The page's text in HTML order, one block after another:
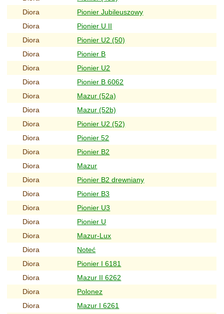
Diora
Pionier Jubileuszowy
Diora
Pionier U II
Diora
Pionier U2 (50)
Diora
Pionier B
Diora
Pionier U2
Diora
Pionier B 6062
Diora
Mazur (52a)
Diora
Mazur (52b)
Diora
Pionier U2 (52)
Diora
Pionier 52
Diora
Pionier B2
Diora
Mazur
Diora
Pionier B2 drewniany
Diora
Pionier B3
Diora
Pionier U3
Diora
Pionier U
Diora
Mazur-Lux
Diora
Noteć
Diora
Pionier I 6181
Diora
Mazur II 6262
Diora
Polonez
Diora
Mazur I 6261